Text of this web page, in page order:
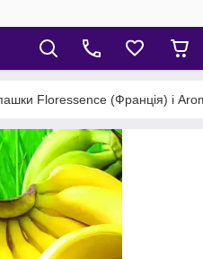
Floressence (Франція) і